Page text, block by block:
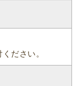
ださい。